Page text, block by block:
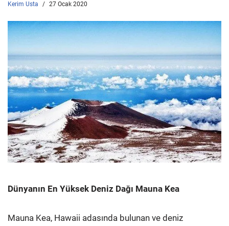
Kerim Usta 27 Ocak 2020
Dünyanın En Yüksek Deniz Dağı Mauna Kea
Mauna Kea, Hawaii adasında bulunan ve deniz